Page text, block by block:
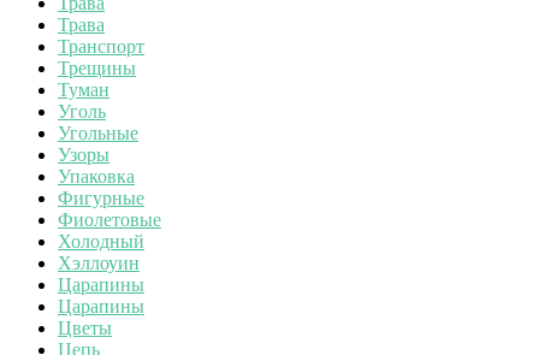
Трава
Транспорт
Трещины
Туман
Уголь
Угольные
Узоры
Упаковка
Фигурные
Фиолетовые
Холодный
Хэллоуин
Царапины
Царапины
Цветы
Цепь